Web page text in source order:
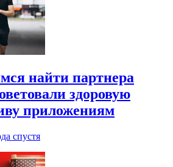
найти партнера
здоровую
приложениям
спустя